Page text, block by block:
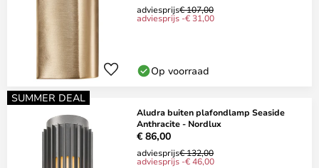
adviesprijs€ 107,00
adviesprijs -€ 31,00
Op voorraad
SUMMER DEAL
Aludra buiten plafondlamp Seaside
Anthracite - Nordlux
€ 86,00
adviesprijs€ 132,00
adviesprijs -€ 46,00